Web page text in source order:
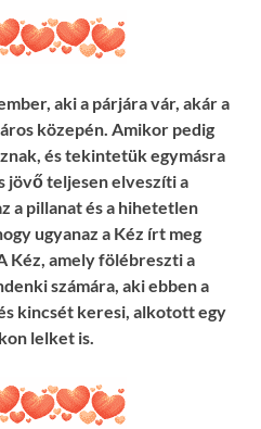
aki a párjára vár, akár a
közepén. Amikor pedig
és tekintetük egymásra
jövő teljesen elveszíti a
a pillanat és a hihetetlen
ugyanaz a Kéz írt meg
Kéz, amely fölébreszti a
számára, aki ebben a
kincsét keresi, alkotott egy
lelket is.